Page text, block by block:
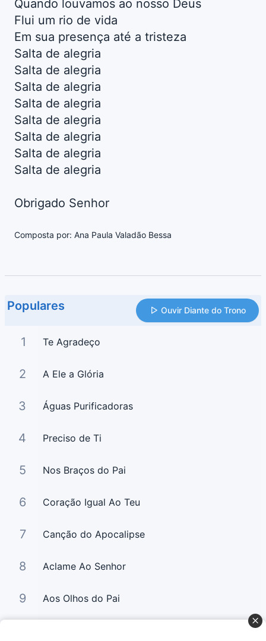
Quando louvamos ao nosso Deus
Flui um rio de vida
Em sua presença até a tristeza
Salta de alegria
Salta de alegria
Salta de alegria
Salta de alegria
Salta de alegria
Salta de alegria
Salta de alegria
Salta de alegria
Obrigado Senhor
Composta por: Ana Paula Valadão Bessa
Populares Ouvir Diante do Trono
1 Te Agradeço
2 A Ele a Glória
3 Águas Purificadoras
4 Preciso de Ti
5 Nos Braços do Pai
6 Coração Igual Ao Teu
7 Canção do Apocalipse
8 Aclame Ao Senhor
9 Aos Olhos do Pai